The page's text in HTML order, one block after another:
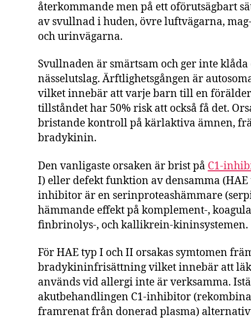
återkommande men på ett oförutsägbart
av svullnad i huden, övre luftvägarna,
och urinvägarna.
Svullnaden är smärtsam och ger inte
nässelutslag. Ärftlighetsgången är
vilket innebär att varje barn till en
tillståndet har 50% risk att också få det.
bristande kontroll på kärlaktiva ämnen,
bradykinin.
Den vanligaste orsaken är brist på C1-
I) eller defekt funktion av densamma (HAE
inhibitor är en serinproteashämmare
hämmande effekt på komplement-,
finbrinolys-, och kallikrein-kininsystemen.
För HAE typ I och II orsakas symtomen
bradykininfrisättning vilket innebär att
används vid allergi inte är verksamma.
akutbehandlingen C1-inhibitor
framrenat från donerad plasma)